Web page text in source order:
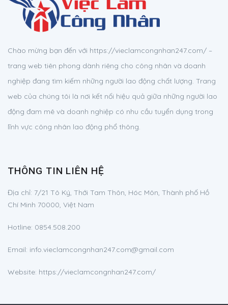
Chào mừng bạn đến với https://vieclamcongnhan247.com/ –
trang web tiên phong dành riêng cho công nhân và doanh
nghiệp đang tìm kiếm những người lao động chất lượng. Trang
web của chúng tôi là nơi kết nối hiệu quả giữa những người lao
động đam mê và doanh nghiệp có nhu cầu tuyển dụng trong
lĩnh vực công nhân lao động phổ thông.
THÔNG TIN LIÊN HỆ
Địa chỉ: 7/21 Tô Ký, Thới Tam Thôn, Hóc Môn, Thành phố Hồ
Chí Minh 70000, Việt Nam
Hotline: 0854.508.200
Email: info.vieclamcongnhan247.com@gmail.com
Website: https://vieclamcongnhan247.com/